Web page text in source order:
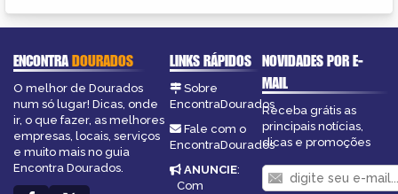
ENCONTRADOURADOS
O melhor de Dourados
num só lugar! Dicas, onde
ir, o que fazer, as melhores
empresas, locais, serviços
e muito mais no guia
Encontra Dourados.
LINKS RÁPIDOS
Sobre
EncontraDourados
Fale com o
EncontraDourados
ANUNCIE:
Com
NOVIDADES POR E-
MAIL
Receba grátis as
principais notícias,
dicas e promoções